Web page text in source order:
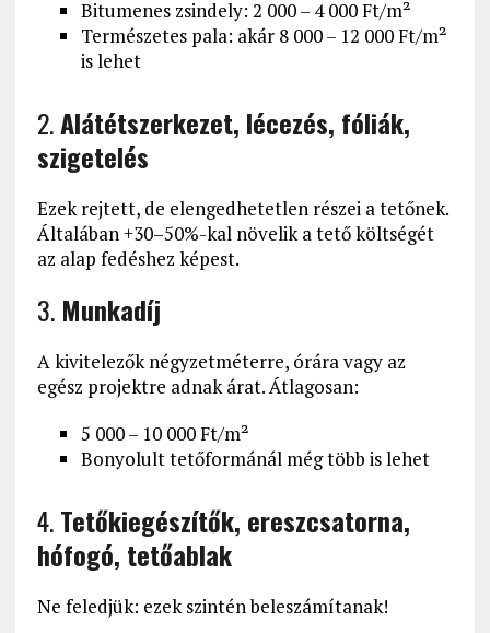
Bitumenes zsindely: 2 000 – 4 000 Ft/m²
Természetes pala: akár 8 000 – 12 000 Ft/m²
is lehet
2.Alátétszerkezet, lécezés, fóliák,
szigetelés
Ezek rejtett, de elengedhetetlen részei a tetőnek.
Általában +30–50%-kal növelik a tető költségét
az alap fedéshez képest.
3. Munkadíj
A kivitelezők négyzetméterre, órára vagy az
egész projektre adnak árat. Átlagosan:
5 000 – 10 000 Ft/m²
Bonyolult tetőformánál még több is lehet
4.Tetőkiegészítők, ereszcsatorna,
hófogó, tetőablak
Ne feledjük: ezek szintén beleszámítanak!